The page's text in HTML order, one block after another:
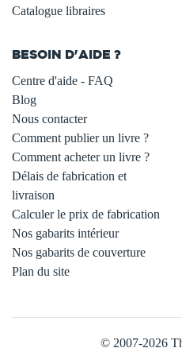
Catalogue libraires
BESOIN D'AIDE ?
Centre d'aide - FAQ
Blog
Nous contacter
Comment publier un livre ?
Comment acheter un livre ?
Délais de fabrication et
livraison
Calculer le prix de fabrication
Nos gabarits intérieur
Nos gabarits de couverture
Plan du site
© 2007-2026